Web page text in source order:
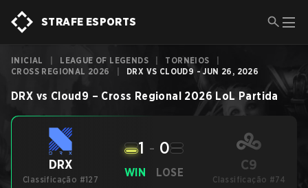
STRAFE ESPORTS
INICIAL LEAGUE OF LEGENDS TORNEIOS
CROSS REGIONAL 2026
DRX VS CLOUD9 - JUN 26, 2026
DRX vs Cloud9 – Cross Regional 2026 LoL Partida
DRX
Classificação #127
WIN
1 - 0
LOSE C9
Classificação #74